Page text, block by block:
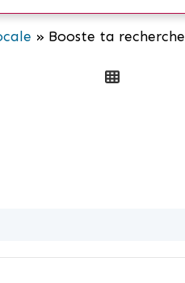
» Booste ta recherche